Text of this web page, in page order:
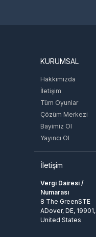
KURUMSAL
Hakkımızda
İletişim
Tüm Oyunlar
Çözüm Merkezi
Bayimiz Ol
Yayıncı Ol
İletişim
Vergi Dairesi /
Numarası
8 The GreenSTE
ADover, DE, 19901,
United States